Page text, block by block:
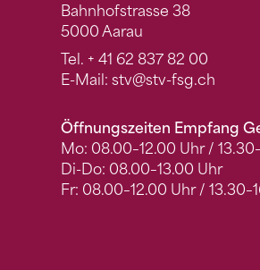
Bahnhofstrasse 38
5000 Aarau
Tel. + 41 62 837 82 00
E-Mail: stv@stv-fsg.ch
Öffnungszeiten Empfang
Mo: 08.00–12.00 Uhr /
Di-Do: 08.00–13.00 Uhr
Fr: 08.00–12.00 Uhr /